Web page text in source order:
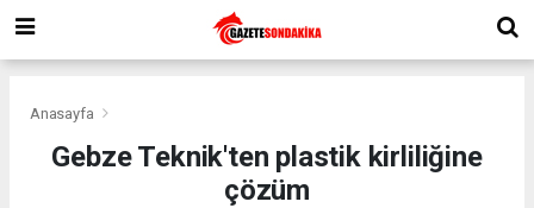
Anasayfa
Gebze Teknik'ten plastik kirliliğine
çözüm